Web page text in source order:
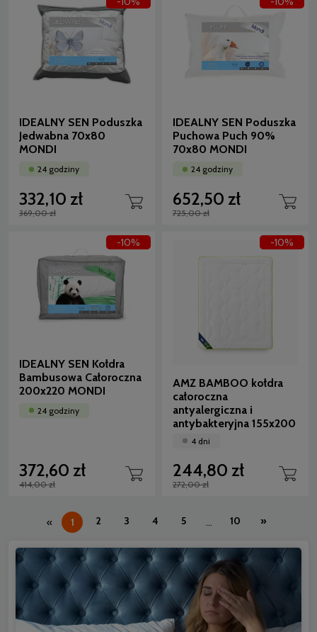
IDEALNY SEN Poduszka
Jedwabna 70x80
MONDI
24 godziny
332,10 zł
369,00 zł
IDEALNY SEN Poduszka
Puchowa Puch 90%
70x80 MONDI
24 godziny
652,50 zł
725,00 zł
IDEALNY SEN Kołdra
Bambusowa Całoroczna
200x220 MONDI
24 godziny
372,60 zł
414,00 zł
-10%
AMZ BAMBOO kołdra
całoroczna
antyalergiczna i
antybakteryjna 155x200
4 dni
244,80 zł
272,00 zł
-10%
« 1 2 3 4 5 ... 10 »